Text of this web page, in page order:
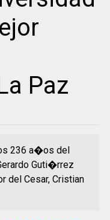
Paz
236 a�os del
Guti�rrez
del Cesar, Cristian